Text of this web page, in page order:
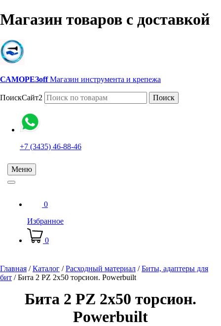
Магазин товаров с доставкой
САМОРЕЗoff Магазин инструмента и крепежа
ПоискСайт2 Поиск
+7 (3435) 46-88-46
Меню
0
Избранное
0
Главная /Каталог /Расходный материал /Биты, адаптеры для
бит /Бита 2 PZ 2х50 торсион. Powerbuilt
Бита 2 PZ 2х50 торсион.
Powerbuilt